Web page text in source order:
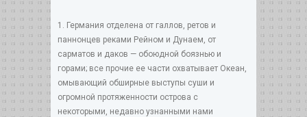
1. Германия отделена от галлов, ретов и
паннонцев реками Рейном и Дунаем, от
сарматов и даков — обоюдной боязнью и
горами; все прочие ее части охватывает Океан,
омывающий обширные выступы суши и
огромной протяженности острова с
некоторыми, недавно узнанными нами